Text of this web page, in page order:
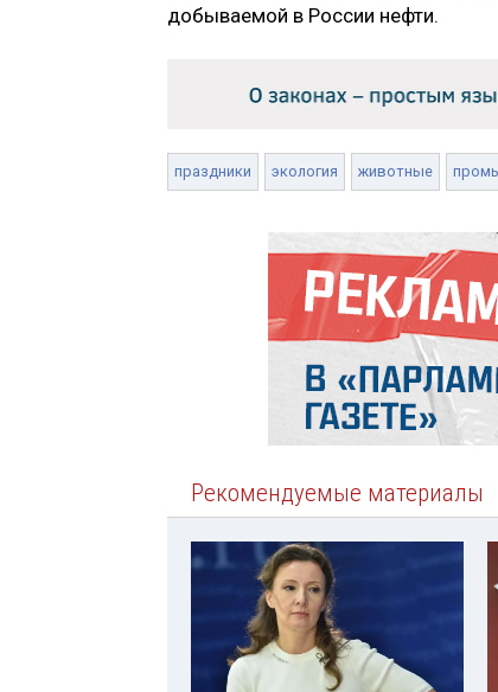
добываемой в России нефти.
праздники экология животные
Рекомендуемые материалы